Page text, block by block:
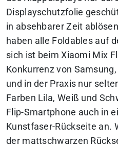
Displayschutzfolie
in absehbarer Zeit
haben alle Foldables auf
sich ist beim Xiaomi Mix
Konkurrenz von
und in der Praxis nur
Farben Lila, Weiß und
Flip-Smartphone auch in
Kunstfaser-Rückseite an.
der mattschwarzen